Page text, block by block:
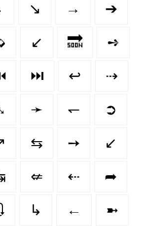
↘️ → ➔
↙ 🔜 ➺
⏭️ ↩ ⇢
➛ ↽ ➲
⇆ ➙ ↙️
⇍ ⇠ ➦
↳ ← ➼